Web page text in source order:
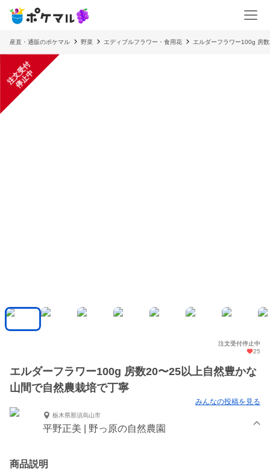
産直・通販のポケマル 野菜 エディブルフラワー・食用花 エルダーフラワー100g 房
注
文
受
付
停
止
中
注文受付停止中
25
エルダーフラワー100g 房数20〜25以上自然豊かな
山間で自然農栽培で丁寧
みんなの投稿を見る
栃木県那須烏山市
平野正美 | 野っ原の自然農園
商品説明